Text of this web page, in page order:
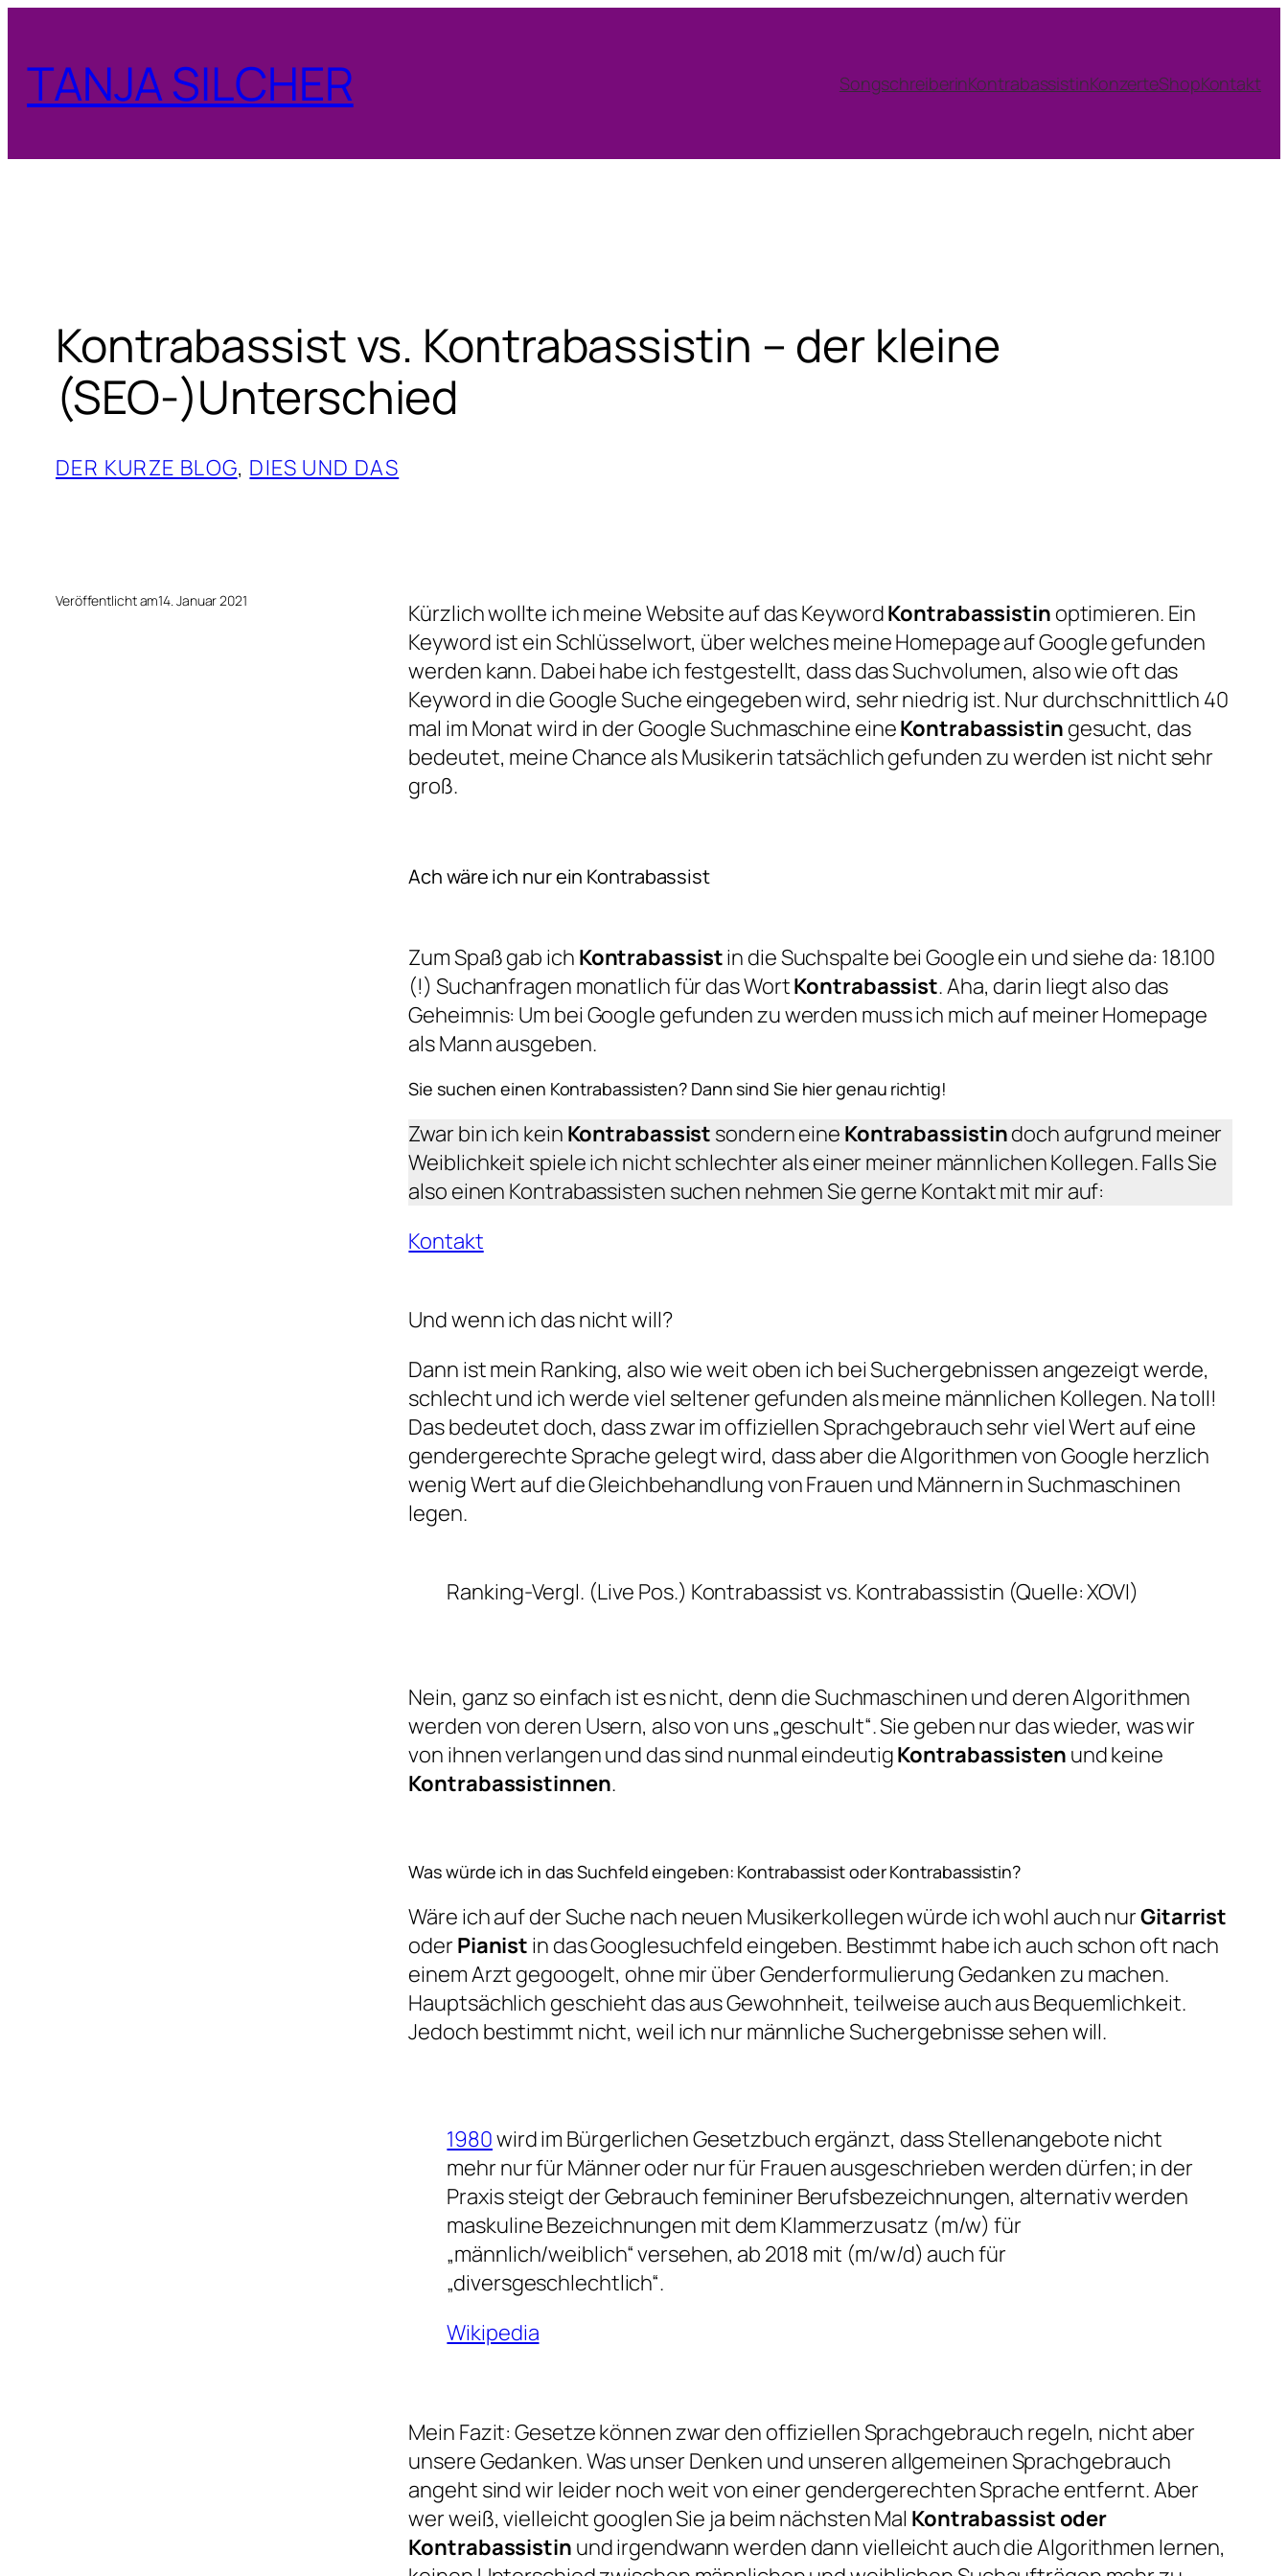
springen
TANJA SILCHER SongschreiberinKontrabassistinKonzerteShopKontakt
Kontrabassist vs. Kontrabassistin – der kleine
(SEO-)Unterschied
DER KURZE BLOG, DIES UND DAS
Veröffentlicht am14. Januar 2021 Kürzlich wollte ich meine Website auf das KeywordKontrabassistin optimieren. Ein
Keyword ist ein Schlüsselwort, über welches meine Homepage auf Google gefunden
werden kann. Dabei habe ich festgestellt, dass das Suchvolumen, also wie oft das
Keyword in die Google Suche eingegeben wird, sehr niedrig ist. Nur durchschnittlich 40
mal im Monat wird in der Google Suchmaschine eineKontrabassistin gesucht, das
bedeutet, meine Chance als Musikerin tatsächlich gefunden zu werden ist nicht sehr
groß.
Ach wäre ich nur ein Kontrabassist
Zum Spaß gab ich Kontrabassistin die Suchspalte bei Google ein und siehe da: 18.100
(!) Suchanfragen monatlich für das WortKontrabassist. Aha, darin liegt also das
Geheimnis: Um bei Google gefunden zu werden muss ich mich auf meiner Homepage
als Mann ausgeben.
Sie suchen einen Kontrabassisten? Dann sind Sie hier genau richtig!
Zwar bin ich kein Kontrabassist sondern eine Kontrabassistindoch aufgrund meiner
Weiblichkeit spiele ich nicht schlechter als einer meiner männlichen Kollegen. Falls Sie
also einen Kontrabassisten suchen nehmen Sie gerne Kontakt mit mir auf:
Kontakt
Und wenn ich das nicht will?
Dann ist mein Ranking, also wie weit oben ich bei Suchergebnissen angezeigt werde,
schlecht und ich werde viel seltener gefunden als meine männlichen Kollegen. Na toll!
Das bedeutet doch, dass zwar im offiziellen Sprachgebrauch sehr viel Wert auf eine
gendergerechte Sprache gelegt wird, dass aber die Algorithmen von Google herzlich
wenig Wert auf die Gleichbehandlung von Frauen und Männern in Suchmaschinen
legen.
Ranking-Vergl. (Live Pos.) Kontrabassist vs. Kontrabassistin (Quelle: XOVI)
Nein, ganz so einfach ist es nicht, denn die Suchmaschinen und deren Algorithmen
werden von deren Usern, also von uns „geschult“. Sie geben nur das wieder, was wir
von ihnen verlangen und das sind nunmal eindeutigKontrabassisten und keine
Kontrabassistinnen.
Was würde ich in das Suchfeld eingeben: Kontrabassist oder Kontrabassistin?
Wäre ich auf der Suche nach neuen Musikerkollegen würde ich wohl auch nurGitarrist
oderPianist in das Googlesuchfeld eingeben. Bestimmt habe ich auch schon oft nach
einem Arzt gegoogelt, ohne mir über Genderformulierung Gedanken zu machen.
Hauptsächlich geschieht das aus Gewohnheit, teilweise auch aus Bequemlichkeit.
Jedoch bestimmt nicht, weil ich nur männliche Suchergebnisse sehen will.
1980wird im Bürgerlichen Gesetzbuch ergänzt, dass Stellenangebote nicht
mehr nur für Männer oder nur für Frauen ausgeschrieben werden dürfen; in der
Praxis steigt der Gebrauch femininer Berufsbezeichnungen, alternativ werden
maskuline Bezeichnungen mit dem Klammerzusatz (m/w) für
„männlich/weiblich“ versehen, ab 2018 mit (m/w/d) auch für
„diversgeschlechtlich“.
Wikipedia
Mein Fazit: Gesetze können zwar den offiziellen Sprachgebrauch regeln, nicht aber
unsere Gedanken. Was unser Denken und unseren allgemeinen Sprachgebrauch
angeht sind wir leider noch weit von einer gendergerechten Sprache entfernt. Aber
wer weiß, vielleicht googlen Sie ja beim nächsten Mal Kontrabassist oder
Kontrabassistin und irgendwann werden dann vielleicht auch die Algorithmen lernen,